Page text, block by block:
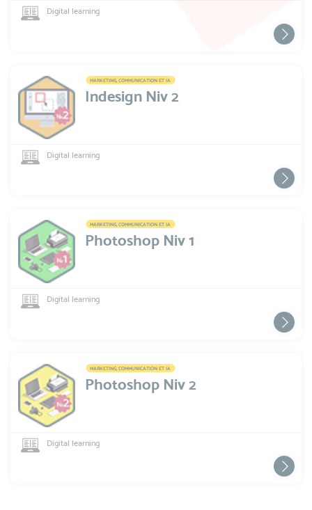
Digital learning
MARKETING, COMMUNICATION ET IA
Indesign Niv 2
Digital learning
MARKETING, COMMUNICATION ET IA
Photoshop Niv 1
Digital learning
MARKETING, COMMUNICATION ET IA
Photoshop Niv 2
Digital learning